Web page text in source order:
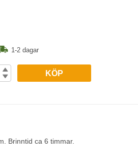
inomhusbruk. Paraffin är ett
1-2 dagar
KÖP
Brinntid ca 6 timmar.